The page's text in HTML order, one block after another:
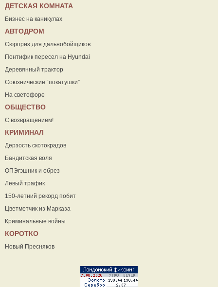
ДЕТСКАЯ КОМНАТА
Бизнес на каникулах
АВТОДРОМ
Сюрприз для дальнобойщиков
Понтифик пересел на Hyundai
Деревянный трактор
Союзнические “покатушки”
На светофоре
ОБЩЕСТВО
С возвращением!
КРИМИНАЛ
Дерзость скотокрадов
Бандитская воля
ОПЭгэшник и обрез
Левый трафик
150-летний рекорд побит
Цветметчик из Марказа
Криминальные войны
КОРОТКО
Новый Пресняков